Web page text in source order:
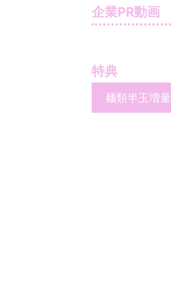
企業PR動画
特典
麺類半玉増量